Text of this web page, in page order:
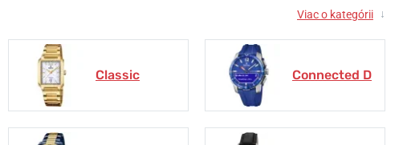
Viac o kategórii ↓
Classic Connected D